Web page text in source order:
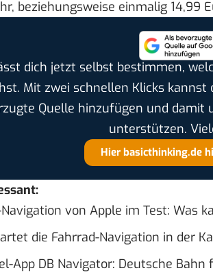
beziehungsweise einmalig 14,99
dich jetzt selbst bestimmen,
Mit zwei schnellen Klicks kannst
Quelle hinzufügen und damit
unterstützen.
Hier basicthinking.de
von Apple im Test: Was
die Fahrrad-Navigation in der
App DB Navigator: Deutsche